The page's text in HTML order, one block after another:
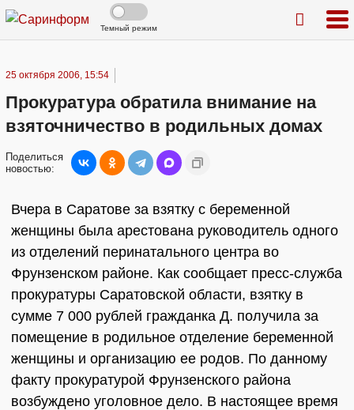
Темный режим
25 октября 2006, 15:54
Прокуратура обратила внимание на
взяточничество в родильных домах
Поделиться
новостью:
Вчера в Саратове за взятку с беременной
женщины была арестована руководитель одного
из отделений перинатального центра во
Фрунзенском районе. Как сообщает пресс-служба
прокуратуры Саратовской области, взятку в
сумме 7 000 рублей гражданка Д. получила за
помещение в родильное отделение беременной
женщины и организацию ее родов. По данному
факту прокуратурой Фрунзенского района
возбуждено уголовное дело. В настоящее время